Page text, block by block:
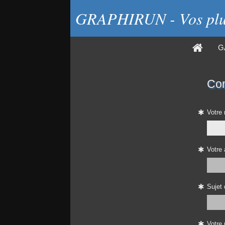
GRAPHIRUN - Vos
Votre
Votre
Sujet